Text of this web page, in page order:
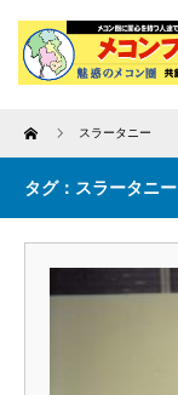
Home スラータニー
タグ：スラータニー